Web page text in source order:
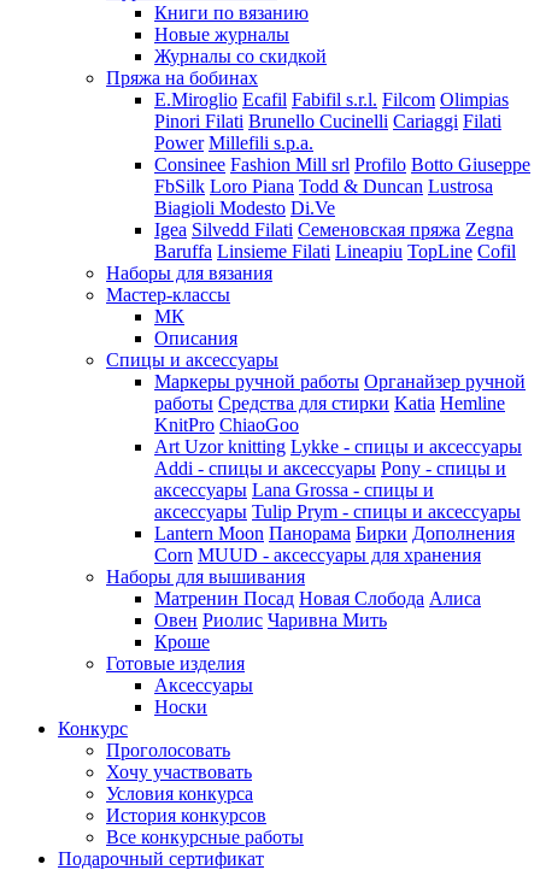
Книги по вязанию
Новые журналы
Журналы со скидкой
Пряжа на бобинах
E.Miroglio Ecafil Fabifil s.r.l. Filcom Olimpias
Pinori Filati Brunello Cucinelli Cariaggi Filati
Power Millefili s.p.a.
Consinee Fashion Mill srl Profilo Botto Giuseppe
FbSilk Loro Piana Todd & Duncan Lustrosa
Biagioli Modesto Di.Ve
Igea Silvedd Filati Семеновская пряжа Zegna
Baruffa Linsieme Filati Lineapiu TopLine Cofil
Наборы для вязания
Мастер-классы
МК
Описания
Спицы и аксессуары
Маркеры ручной работы Органайзер ручной
работы Средства для стирки Katia Hemline
KnitPro ChiaoGoo
Art Uzor knitting Lykke - спицы и аксессуары
Addi - спицы и аксессуары Pony - спицы и
аксессуары Lana Grossa - спицы и
аксессуары Tulip Prym - спицы и аксессуары
Lantern Moon Панорама Бирки Дополнения
Corn MUUD - аксессуары для хранения
Наборы для вышивания
Матренин Посад Новая Слобода Алиса
Овен Риолис Чаривна Мить
Кроше
Готовые изделия
Аксессуары
Носки
Конкурс
Проголосовать
Хочу участвовать
Условия конкурса
История конкурсов
Все конкурсные работы
Подарочный сертификат